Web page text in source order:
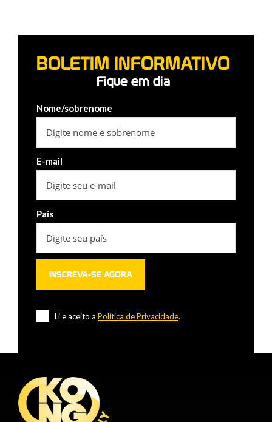
BOLETIM INFORMATIVO
Fique em dia
Nome/sobrenome
E-mail
País
Li e aceito a Política de Privacidade.